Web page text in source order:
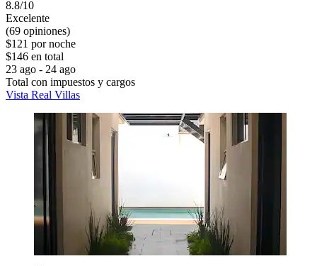
8.8/10
Excelente
(69 opiniones)
$121 por noche
$146 en total
23 ago - 24 ago
Total con impuestos y cargos
Vista Real Villas